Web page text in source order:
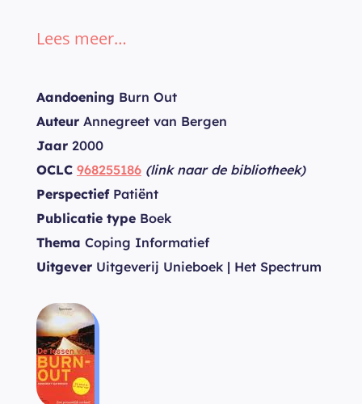
Lees meer…
Aandoening Burn Out
Auteur Annegreet van Bergen
Jaar 2000
OCLC 968255186 (link naar de bibliotheek)
PerspectiefPatiënt
Publicatie type Boek
Thema Coping Informatief
Uitgever Uitgeverij Unieboek | Het Spectrum